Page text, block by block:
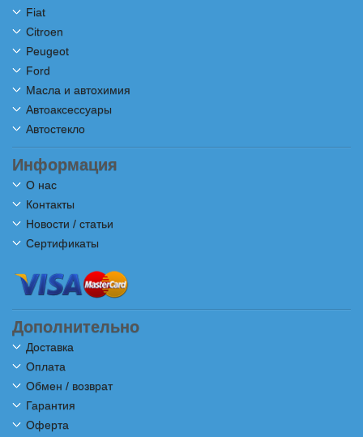
Fiat
Citroen
Peugeot
Ford
Масла и автохимия
Автоаксессуары
Автостекло
Информация
О нас
Контакты
Новости / статьи
Сертификаты
Дополнительно
Доставка
Оплата
Обмен / возврат
Гарантия
Оферта